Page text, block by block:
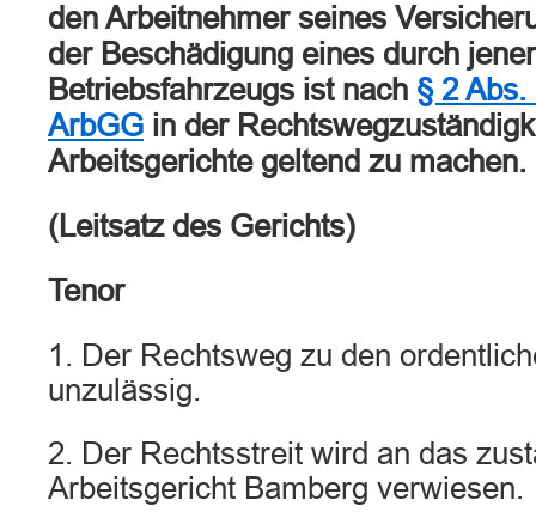
den Arbeitnehmer seines
der Beschädigung eines durch
Betriebsfahrzeugs ist nach § 2 Abs.
ArbGG in der
Arbeitsgerichte geltend zu machen.
(Leitsatz des Gerichts)
Tenor
1. Der Rechtsweg zu den
unzulässig.
2. Der Rechtsstreit wird an das
Arbeitsgericht Bamberg verwiesen.